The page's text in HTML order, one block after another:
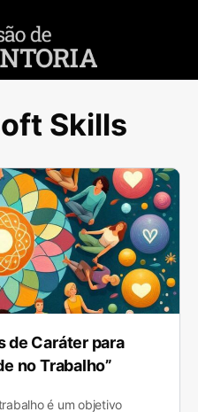
Skills
de Caráter para
no Trabalho”
é um objetivo